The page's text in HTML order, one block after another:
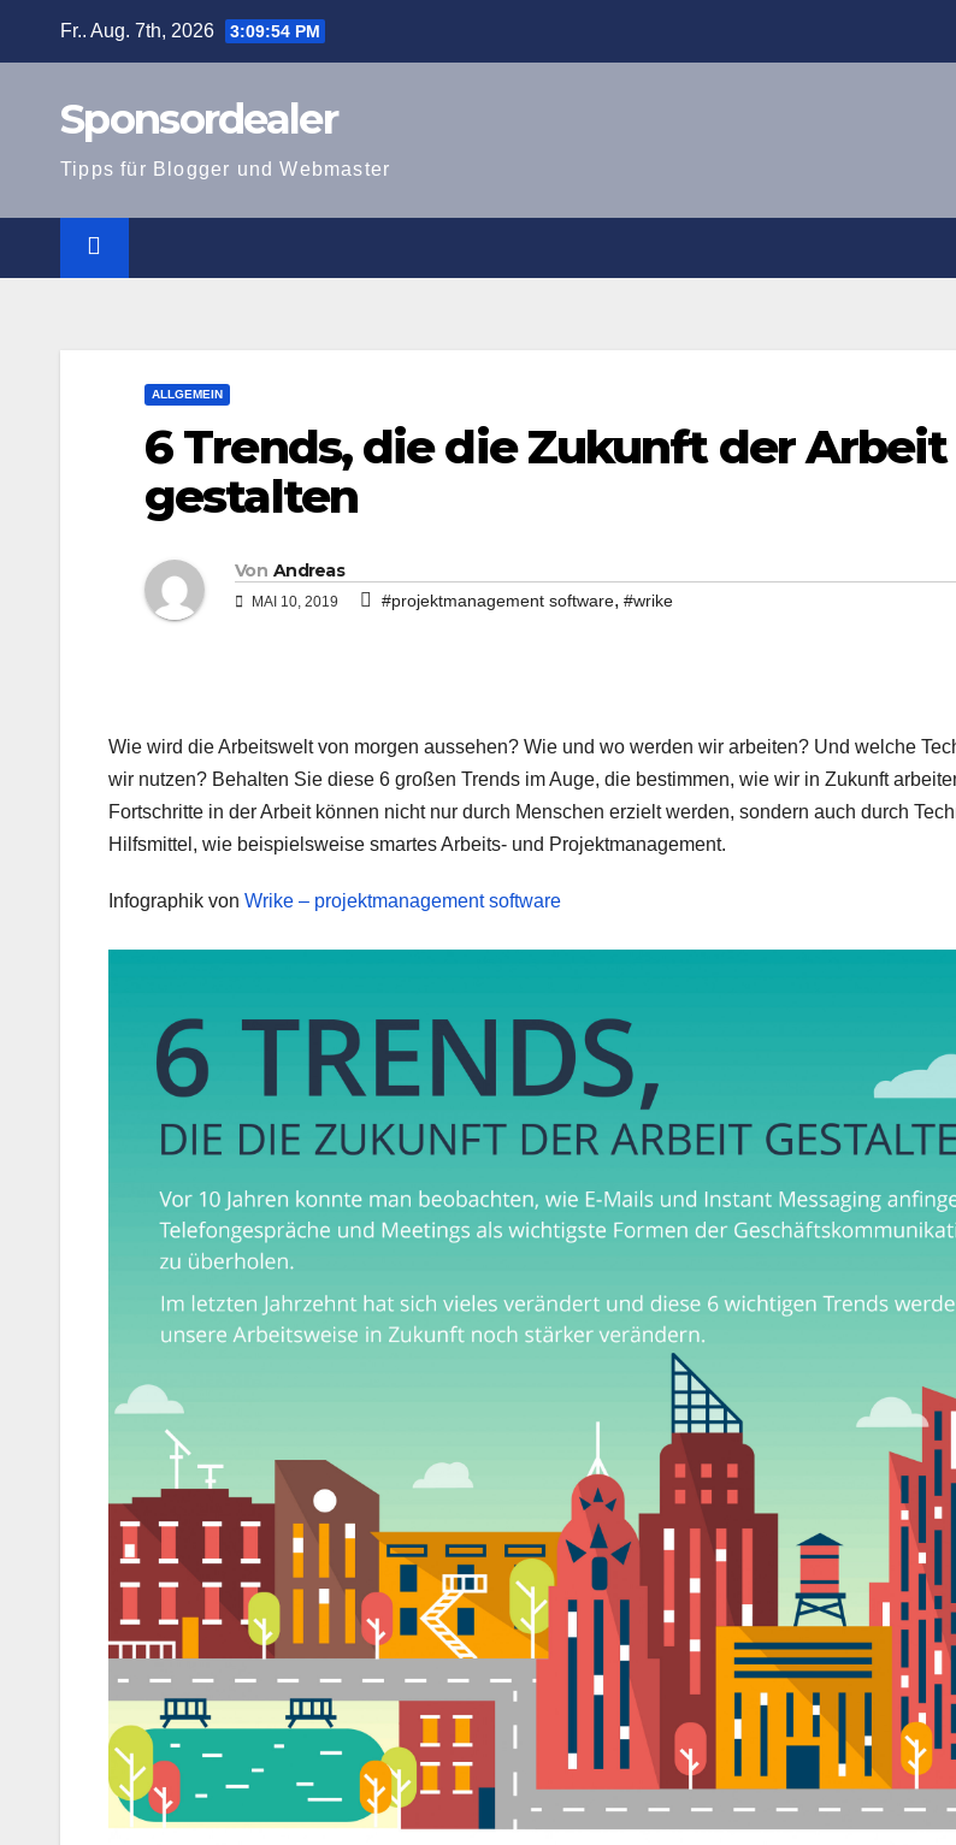
Fr.. Aug. 7th, 2026 3:09:56 PM
Sponsordealer
Tipps für Blogger und Webmaster
ALLGEMEIN
6 Trends, die die Zukunft der Arbeit
gestalten
Von Andreas
MAI 10, 2019 #projektmanagement software, #wrike
Wie wird die Arbeitswelt von morgen aussehen? Wie und wo werden wir arbeiten? Und welche
wir nutzen? Behalten Sie diese 6 großen Trends im Auge, die bestimmen, wie wir in Zukunft
Fortschritte in der Arbeit können nicht nur durch Menschen erzielt werden, sondern auch durch
Hilfsmittel, wie beispielsweise smartes Arbeits- und Projektmanagement.
Infographik von Wrike – projektmanagement software